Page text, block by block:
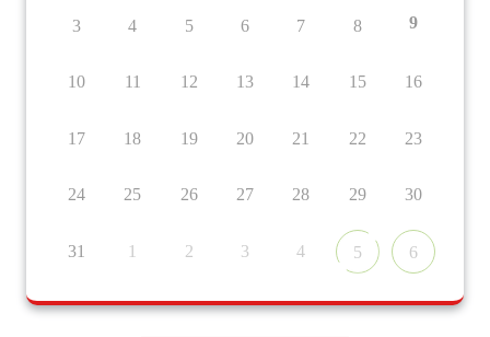
3 4 5 6 7 8 9
10 11 12 13 14 15 16
17 18 19 20 21 22 23
24 25 26 27 28 29 30
31 1 2 3 4 5 6